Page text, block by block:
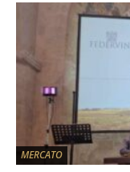
MERCATO